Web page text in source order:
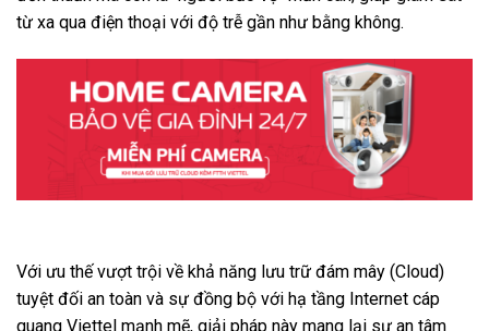
từ xa qua điện thoại với độ trễ gần như bằng không.
Với ưu thế vượt trội về khả năng lưu trữ đám mây (Cloud)
tuyệt đối an toàn và sự đồng bộ với hạ tầng Internet cáp
quang Viettel mạnh mẽ, giải pháp này mang lại sự an tâm